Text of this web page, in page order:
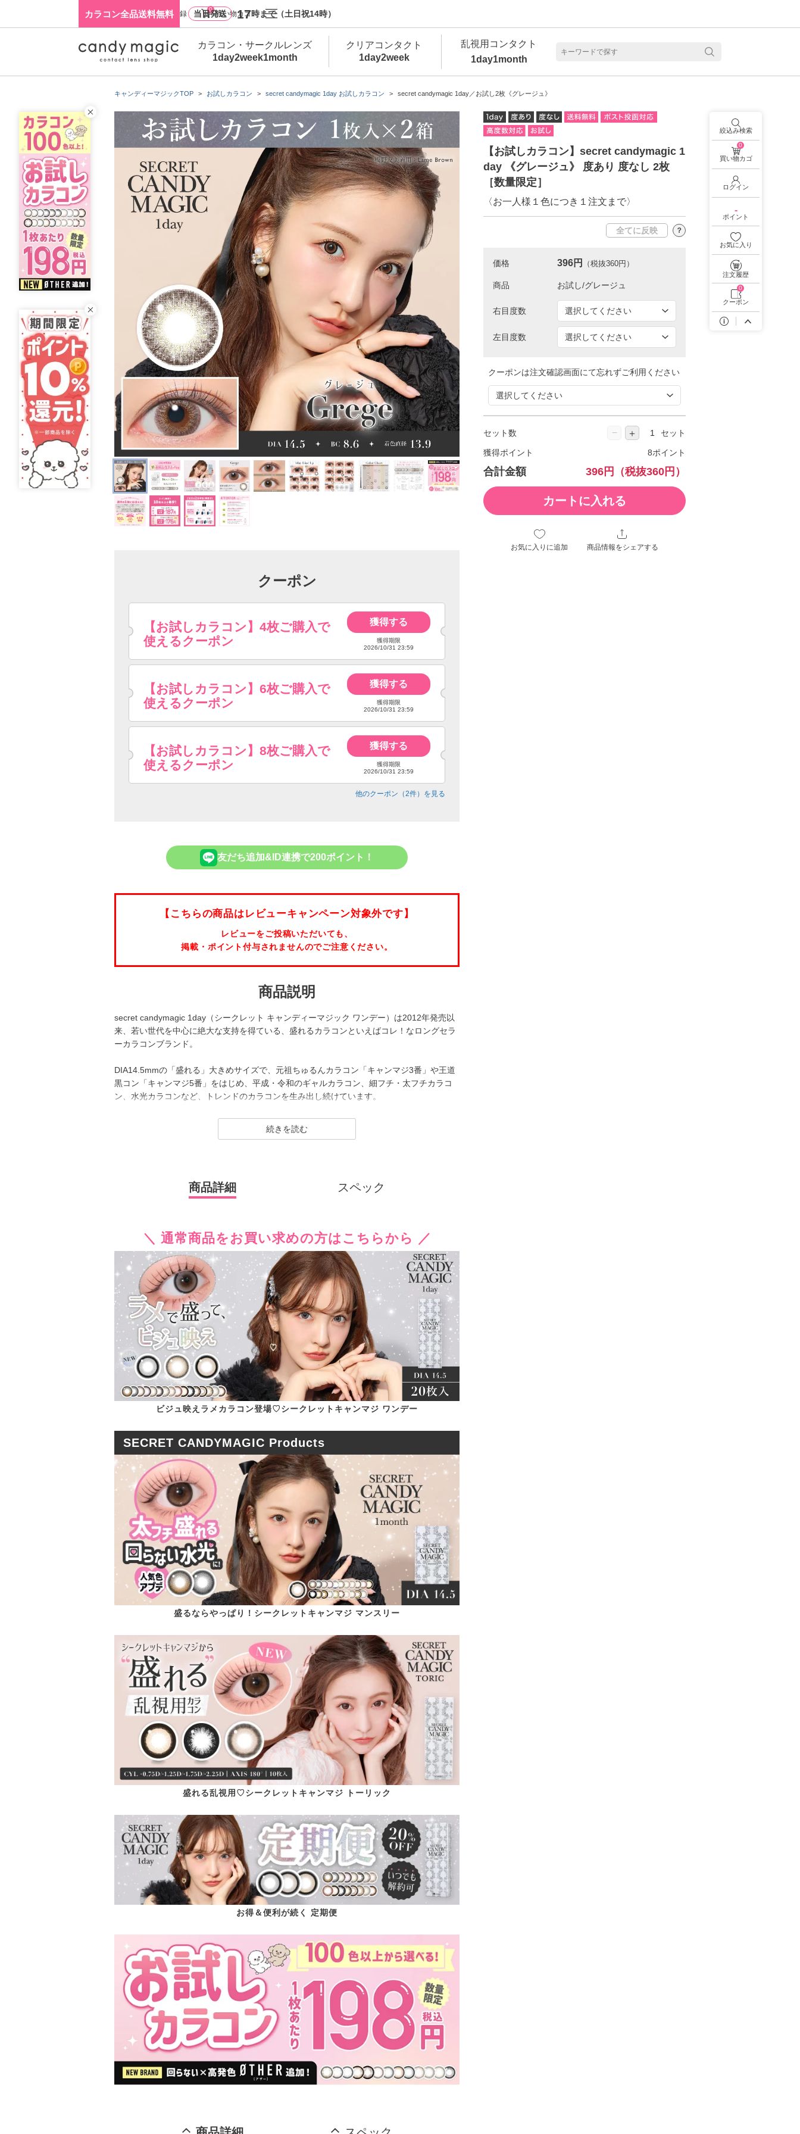
カラコン全品送料無料 当日発送 17時まで（土日祝14時）
キャンディーマジックTOP お試しカラコン secret candymagic 1day お試しカラコン secret candymagic 1day／お試し2枚《グレージュ》
【お試しカラコン】secret candymagic 1
day 《グレージュ》 度あり 度なし 2枚
［数量限定］
〈お一人様１色につき１注文まで〉
全てに反映 ？
価格 396円 （税抜360円）
商品
右目度数
左目度数
クーポンは注文確認画面にて忘れずご利用ください
セット数 − ＋ セット
獲得ポイント 8ポイント
合計金額 396円 （税抜360円）
カートに入れる
お気に入りに追加 商品情報をシェアする
クーポン
【お試しカラコン】4枚ご購入で
使えるクーポン
獲得する
獲得期限
2026/10/31 23:59
【お試しカラコン】6枚ご購入で
使えるクーポン
獲得する
獲得期限
2026/10/31 23:59
【お試しカラコン】8枚ご購入で
使えるクーポン
獲得する
獲得期限
2026/10/31 23:59
他のクーポン（2件）を見る
友だち追加&ID連携で200ポイント！
【こちらの商品はレビューキャンペーン対象外です】
レビューをご投稿いただいても、
掲載・ポイント付与されませんのでご注意ください。
商品説明
secret candymagic 1day（シークレット キャンディーマジック ワンデー）は2012年発売以
来、若い世代を中心に絶大な支持を得ている、盛れるカラコンといえばコレ！なロングセラ
ーカラコンブランド。
DIA14.5mmの「盛れる」大きめサイズで、元祖ちゅるんカラコン「キャンマジ3番」や王道
黒コン「キャンマジ5番」をはじめ、平成・令和のギャルカラコン、細フチ・太フチカラコ
ン、水光カラコンなど、トレンドのカラコンを生み出し続けています。
2025年にはラメ入りカラコンが登場＆水光カラーは軸固定の回らない水光カラコンに進化
常に最旬の「盛れる」と「お客様のニーズ」をキャッチし、進化し続けるブランドです。
続きを読む
商品詳細 スペック
＼ 通常商品をお買い求めの方はこちらから ／
ビジュ映えラメカラコン登場♡シークレットキャンマジ ワンデー
SECRET CANDYMAGIC Products
盛るならやっぱり！シークレットキャンマジ マンスリー
盛れる乱視用♡シークレットキャンマジ トーリック
お得＆便利が続く 定期便
ログイン・新規会員登録
0
買い物カゴ
カラコン・サークルレンズ
1day2week1month
クリアコンタクト
1day2week
乱視用コンタクト
1day1month
絞込み検索
0
買い物カゴ
ログイン
-
ポイント
お気に入り
注文履歴
0
クーポン
新商品
カラコン・サークルレンズ 1day 商品一覧を見る
乱視用カラコン 1day商品一覧を見る
カラコン・サークルレンズ 2week商品一覧を見る
新商品
カラコン・サークルレンズ 1month商品一覧を見る
クリアコンタクトレンズ 1day 商品一覧を見る 乱視用カラコン 1day商品一覧を見る
クリアコンタクトレンズ 2week 商品一覧を見る
乱視用カラコン 1day商品一覧を見る
乱視用カラコン 1month商品一覧を見る